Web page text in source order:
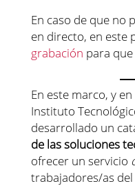
En caso de que no
en directo, en este
grabación para
En este marco, y
Instituto
desarrollado un
de las soluciones
ofrecer un servicio
trabajadores/as